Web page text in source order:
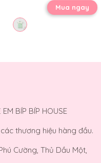
Mua ngay
BÍP BÍP HOUSE
thương hiệu hàng đầu.
Cường, Thủ Dầu Một,